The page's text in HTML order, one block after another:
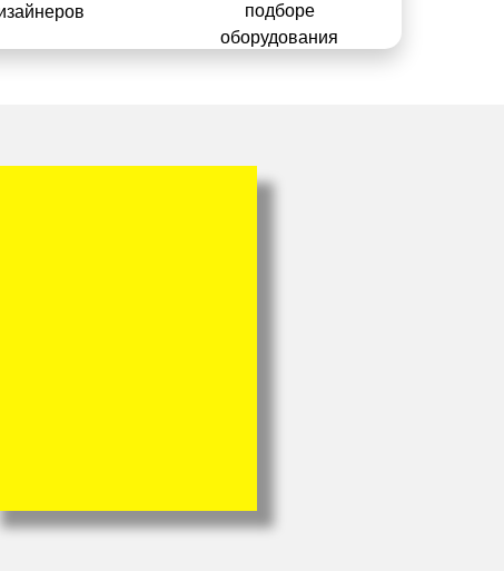
подборе
оборудования